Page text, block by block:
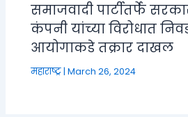
समाजवादी पार्टीतर्फे
कंपनी यांच्या विरोधात
आयोगाकडे तक्रार दाखल
महाराष्ट्र|March 26, 2024